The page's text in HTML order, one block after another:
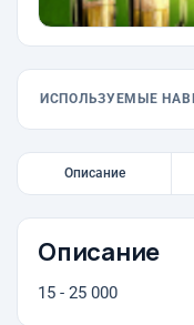
ИСПОЛЬЗУЕМЫЕ
Описание
Описание
15 - 25 000